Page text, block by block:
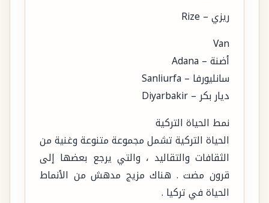
ريزي – Rize
Van
أضنة – Adana
سانليورفا – Sanliurfa
ديار بكر – Diyarbakir
نمط الحياة التركية
الحياة التركية تشمل مجموعة متنوعة وغنية من
الثقافات والتقاليد ، والتي يرجع بعضها إلى
قرون مضت . هناك مزيج مدهش من الأنماط
الحياة في تركيا .